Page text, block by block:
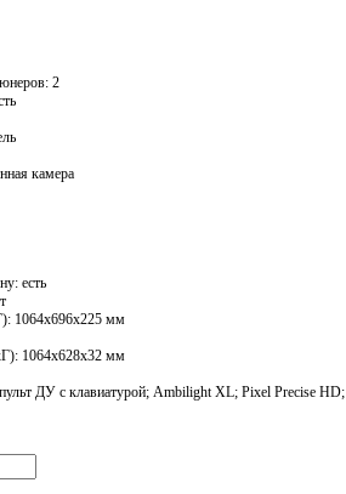
2
камера
есть
1064x696x225 мм
1064x628x32 мм
ДУ с клавиатурой; Ambilight XL; Pixel Precise HD;